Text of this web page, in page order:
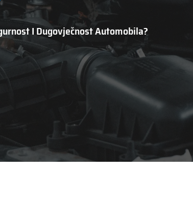
I Dugovječnost Automobila?